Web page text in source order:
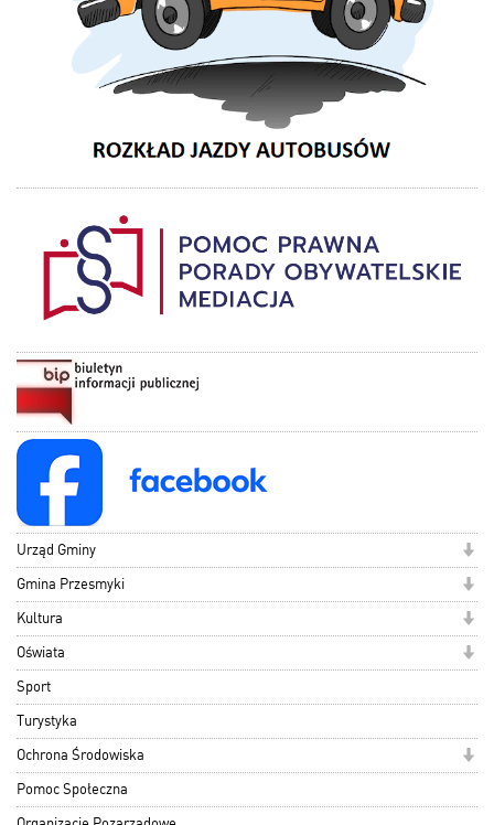
Urząd Gminy
Gmina Przesmyki
Kultura
Oświata
Sport
Turystyka
Ochrona Środowiska
Pomoc Społeczna